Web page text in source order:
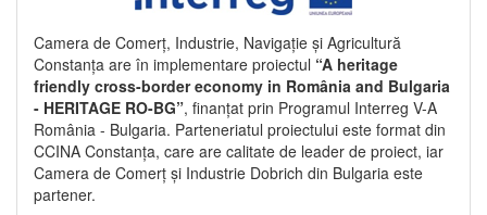
Camera de Comerț, Industrie, Navigație și Agricultură
Constanța are în implementare proiectul “A heritage
friendly cross-border economy in România and Bulgaria
- HERITAGE RO-BG”, finanțat prin Programul Interreg V-A
România - Bulgaria. Parteneriatul proiectului este format din
CCINA Constanța, care are calitate de leader de proiect, iar
Camera de Comerț și Industrie Dobrich din Bulgaria este
partener.